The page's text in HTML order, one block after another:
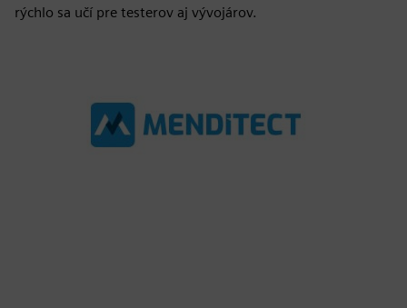
rýchlo sa učí pre testerov aj vývojárov.